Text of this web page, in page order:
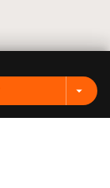
arrow_drop_down